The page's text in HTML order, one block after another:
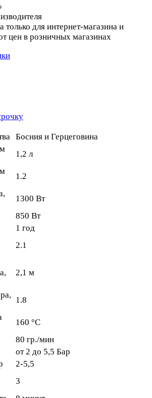
только для интернет-магазина и
цен в розничных магазинах
Босния и Герцеговина
1,2 л
1.2
1300 Вт
850 Вт
1 год
2.1
2,1 м
1.8
160 °C
80 гр./мин
от 2 до 5,5 Бар
2-5,5
3